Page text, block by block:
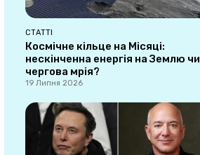
СТАТТІ
Космічне кільце на Місяці:
нескінченна енергія на Землю чи
чергова мрія?
19 Липня 2026